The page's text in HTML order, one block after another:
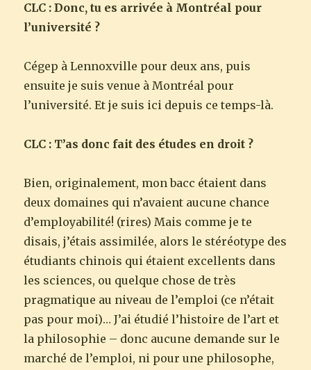
CLC : Donc, tu es arrivée à Montréal pour
l’université ?
Cégep à Lennoxville pour deux ans, puis
ensuite je suis venue à Montréal pour
l’université. Et je suis ici depuis ce temps-là.
CLC : T’as donc fait des études en droit ?
Bien, originalement, mon bacc étaient dans
deux domaines qui n’avaient aucune chance
d’employabilité! (rires) Mais comme je te
disais, j’étais assimilée, alors le stéréotype des
étudiants chinois qui étaient excellents dans
les sciences, ou quelque chose de très
pragmatique au niveau de l’emploi (ce n’était
pas pour moi)… J’ai étudié l’histoire de l’art et
la philosophie – donc aucune demande sur le
marché de l’emploi, ni pour une philosophe,